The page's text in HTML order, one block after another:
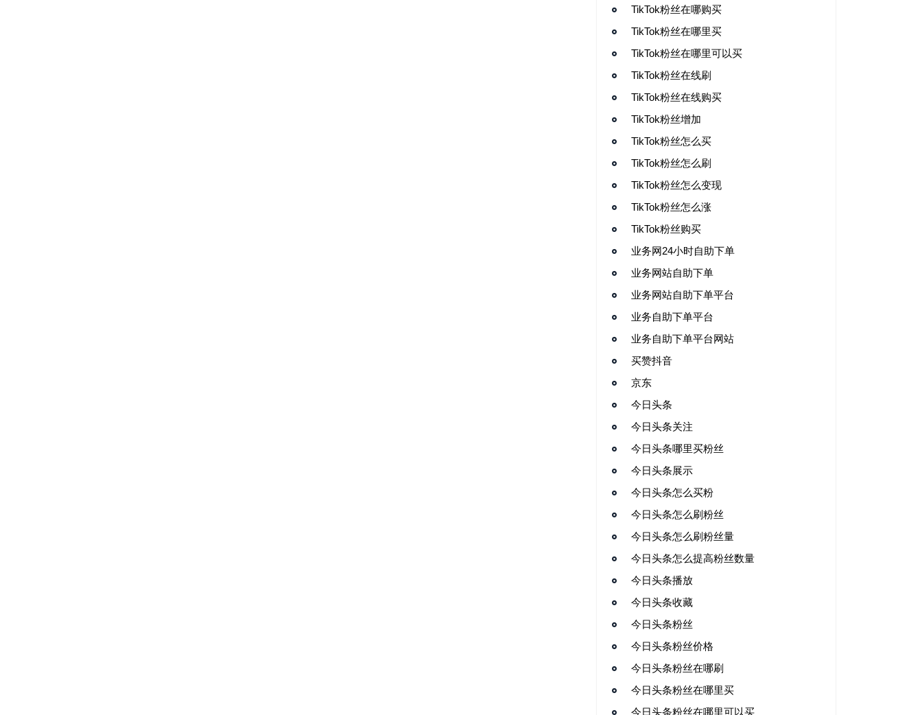
TikTok粉丝在哪购买
TikTok粉丝在哪里买
TikTok粉丝在哪里可以买
TikTok粉丝在线刷
TikTok粉丝在线购买
TikTok粉丝增加
TikTok粉丝怎么买
TikTok粉丝怎么刷
TikTok粉丝怎么变现
TikTok粉丝怎么涨
TikTok粉丝购买
业务网24小时自助下单
业务网站自助下单
业务网站自助下单平台
业务自助下单平台
业务自助下单平台网站
买赞抖音
京东
今日头条
今日头条关注
今日头条哪里买粉丝
今日头条展示
今日头条怎么买粉
今日头条怎么刷粉丝
今日头条怎么刷粉丝量
今日头条怎么提高粉丝数量
今日头条播放
今日头条收藏
今日头条粉丝
今日头条粉丝价格
今日头条粉丝在哪刷
今日头条粉丝在哪里买
今日头条粉丝在哪里可以买